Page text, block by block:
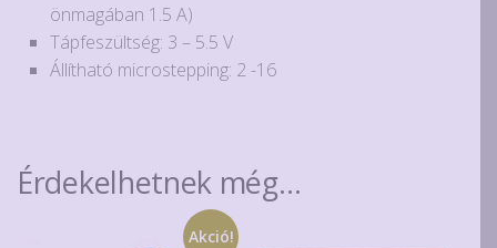
önmagában 1.5 A)
Tápfeszültség: 3 – 5.5 V
Állítható microstepping: 2 -16
Érdekelhetnek még…
Akció!